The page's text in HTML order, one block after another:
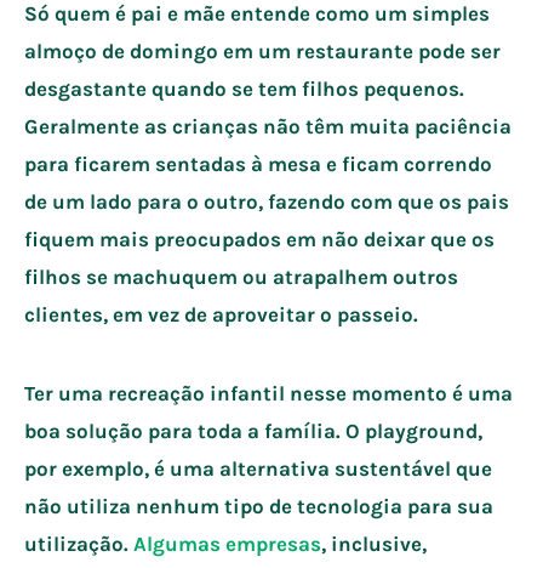
Só quem é pai e mãe entende como um simples
almoço de domingo em um restaurante pode ser
desgastante quando se tem filhos pequenos.
Geralmente as crianças não têm muita paciência
para ficarem sentadas à mesa e ficam correndo
de um lado para o outro, fazendo com que os pais
fiquem mais preocupados em não deixar que os
filhos se machuquem ou atrapalhem outros
clientes, em vez de aproveitar o passeio.
Ter uma recreação infantil nesse momento é uma
boa solução para toda a família. O playground,
por exemplo, é uma alternativa sustentável que
não utiliza nenhum tipo de tecnologia para sua
utilização. Algumas empresas, inclusive,